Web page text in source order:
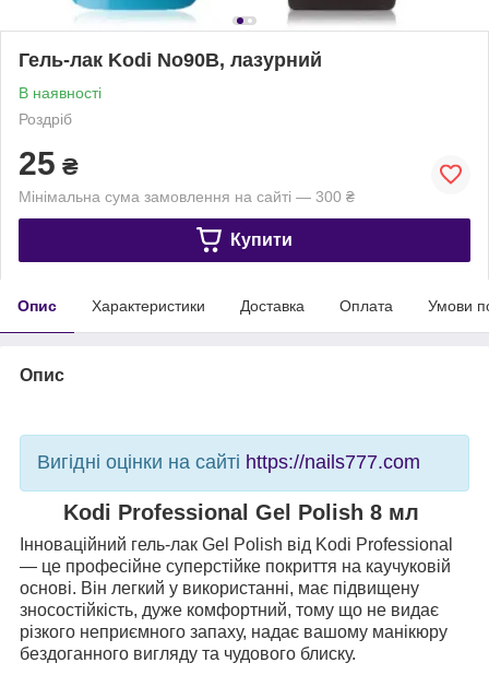
Гель-лак Kodi No90B, лазурний
В наявності
Роздріб
25 ₴
Мінімальна сума замовлення на сайті — 300 ₴
Купити
Опис Характеристики Доставка Оплата Умови
Опис
Вигідні оцінки на сайті https://nails777.com
Kodi Professional Gel Polish 8 мл
Інноваційний гель-лак Gel Polish від Kodi Professional
— це професійне суперстійке покриття на каучуковій
основі. Він легкий у використанні, має підвищену
зносостійкість, дуже комфортний, тому що не видає
різкого неприємного запаху, надає вашому манікюру
бездоганного вигляду та чудового блиску.